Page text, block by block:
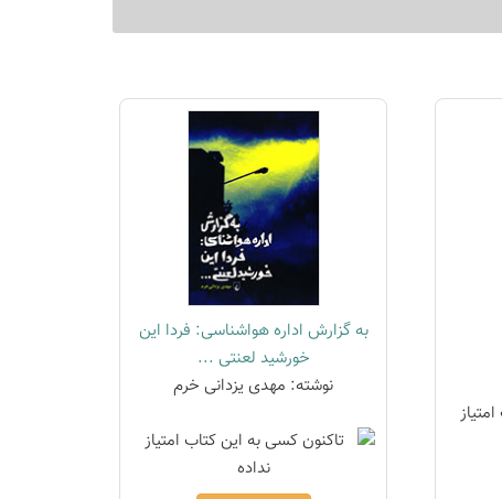
به گزارش اداره هواشناسی: فردا این
خورشید لعنتی ...
نوشته: مهدی یزدانی خرم